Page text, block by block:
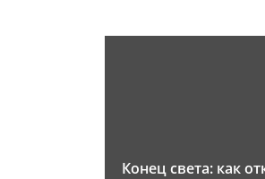
Конец света: как